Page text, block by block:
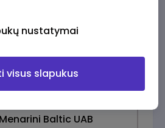
nustatymai
visus slapukus